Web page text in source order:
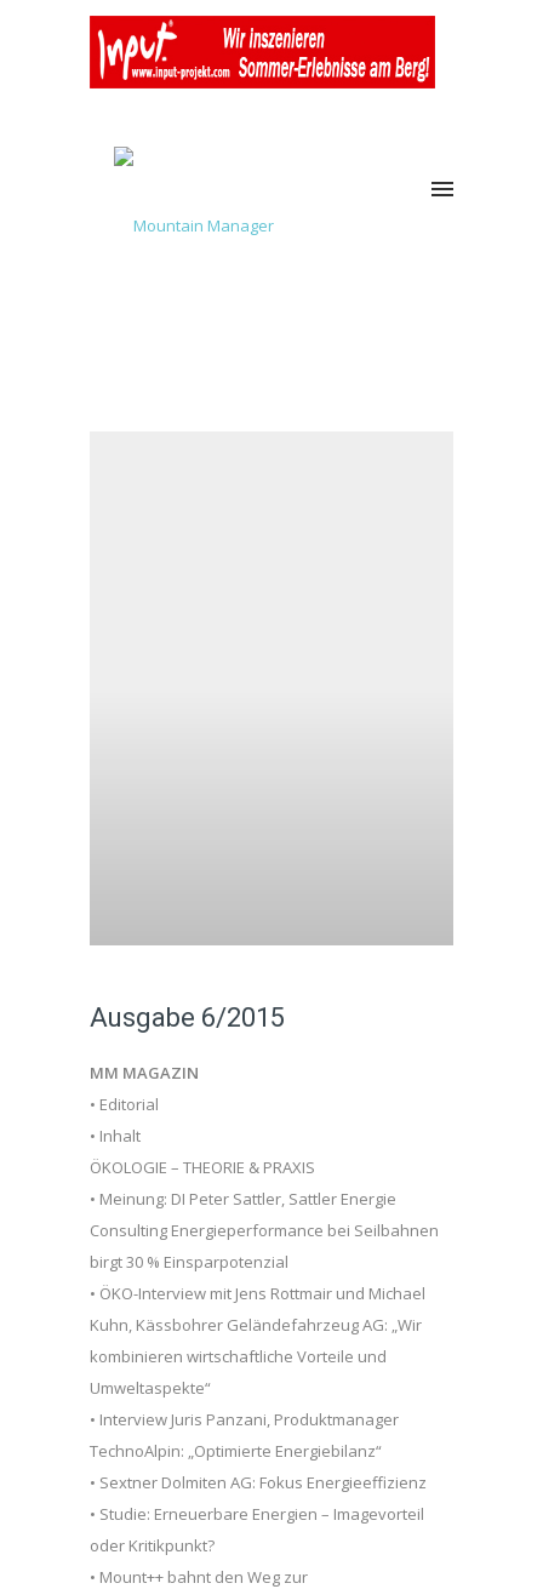
Ausgabe 6/2015
MM MAGAZIN
• Editorial
• Inhalt
ÖKOLOGIE – THEORIE & PRAXIS
• Meinung: DI Peter Sattler, Sattler Energie
Consulting Energieperformance bei Seilbahnen
birgt 30 % Einsparpotenzial
• ÖKO-Interview mit Jens Rottmair und Michael
Kuhn, Kässbohrer Geländefahrzeug AG: „Wir
kombinieren wirtschaftliche Vorteile und
Umweltaspekte“
• Interview Juris Panzani, Produktmanager
TechnoAlpin: „Optimierte Energiebilanz“
• Sextner Dolmiten AG: Fokus Energieeffizienz
• Studie: Erneuerbare Energien – Imagevorteil
oder Kritikpunkt?
• Mount++ bahnt den Weg zur